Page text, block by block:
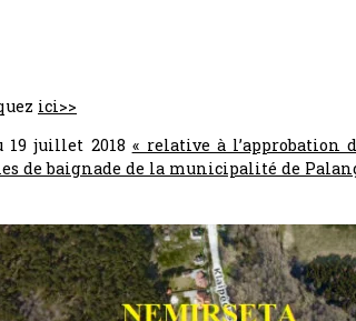
ici>>
19 juillet 2018 « relative à l’approbation
de baignade de la municipalité de